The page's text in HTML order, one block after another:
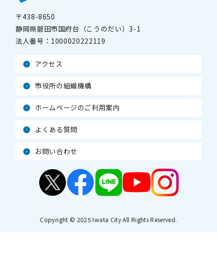
〒438-8650
静岡県磐田市国府台（こうのだい）3-1
法人番号： 1000020222119
アクセス
市役所の組織機構
ホームページのご利用案内
よくある質問
お問い合わせ
Copyright © 2025 Iwata City All Rights Reserved.